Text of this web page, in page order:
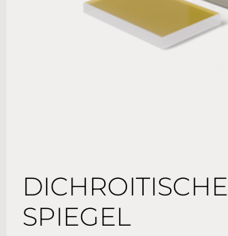
DICHROITISCHE
SPIEGEL